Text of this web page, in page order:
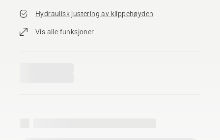
Hydraulisk justering av klippehøyden
Vis alle funksjoner